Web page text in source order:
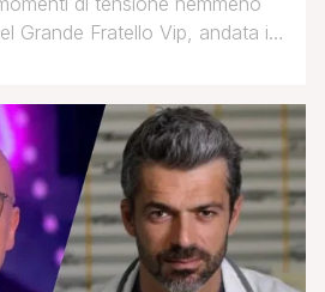
Grande Fratello Vip, andata in
ora un valore diverso, ancora
scorsi non andavano giù ai
puntate dalla fine [']